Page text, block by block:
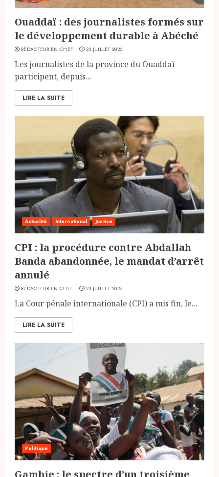
Ouaddaï : des journalistes formés sur
le développement durable à Abéché
RÉDACTEUR EN CHEF 23 JUILLET 2026
Les journalistes de la province du Ouaddaï
participent, depuis...
LIRE LA SUITE
Actualité International Justice
CPI : la procédure contre Abdallah
Banda abandonnée, le mandat d’arrêt
annulé
RÉDACTEUR EN CHEF 23 JUILLET 2026
La Cour pénale internationale (CPI) a mis fin, le...
LIRE LA SUITE
Politique
Gambie : le spectre d’un troisième